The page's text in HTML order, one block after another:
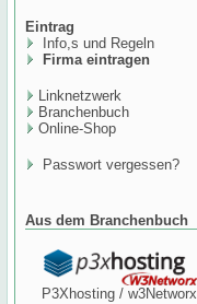
Eintrag
Info,s und Regeln
Firma eintragen
Linknetzwerk
Branchenbuch
Online-Shop
Passwort vergessen?
Aus dem Branchenbuch
P3Xhosting / w3Networx